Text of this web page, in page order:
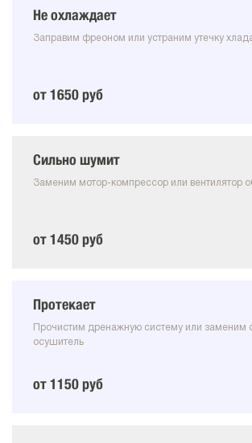
Не охлаждает
Заправим фреоном или устраним утечку
от 1650 руб
Сильно шумит
Заменим мотор-компрессор или вентилятор
от 1450 руб
Протекает
Прочистим дренажную систему или заменим
осушитель
от 1150 руб